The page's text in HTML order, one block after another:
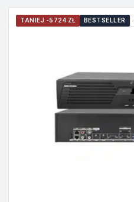
TANIEJ -5724 ZŁ BESTSELLER